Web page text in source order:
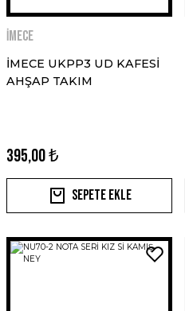
İMECE
İMECE UKPP3 UD KAFESİ
AHŞAP TAKIM
395,00 ₺
Sepete Ekle